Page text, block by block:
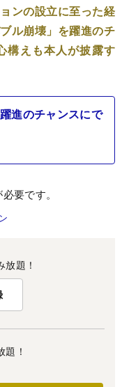
ンの設立に至った経
ル崩壊」を躍進のチ
構えも本人が披露す
進のチャンスにで
要です。
題！
！